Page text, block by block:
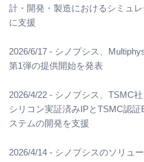
計・開発・製造におけるシミュ
に支援
2026/6/17 - シノプシス、
第1弾の提供開始を発表
2026/4/22 - シノプシス、TSMC
シリコン実証済みIPとTSMC認
ステムの開発を支援
2026/4/14 - シノプシスのソリュ